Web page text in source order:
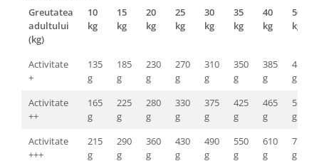
Greutatea
adultului
(kg)
10
kg
15
kg
20
kg
25
kg
30
kg
35
kg
40
kg
50
kg
Activitate
+
135
g
185
g
230
g
270
g
310
g
350
g
385
g
455
g
Activitate
++
165
g
225
g
280
g
330
g
375
g
425
g
465
g
550
g
Activitate
+++
215
g
290
g
360
g
430
g
490
g
550
g
610
g
720
g